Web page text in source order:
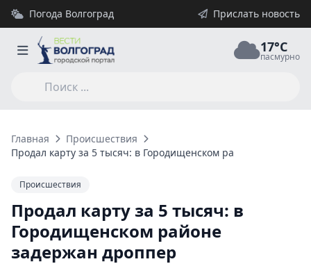
Погода Волгоград Прислать новость
17°C
пасмурно
Главная
Происшествия
Продал карту за 5 тысяч: в Городищенском районе
Происшествия
Продал карту за 5 тысяч: в
Городищенском районе
задержан дроппер